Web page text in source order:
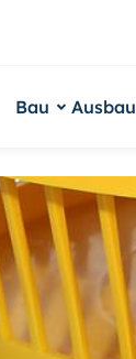
Bau Ausbau